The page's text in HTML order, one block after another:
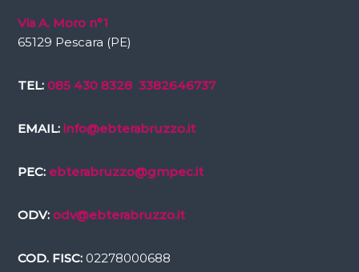
Via A. Moro n°1
65129 Pescara (PE)
TEL: 085 430 8328 3382646737
EMAIL: info@ebterabruzzo.it
PEC: ebterabruzzo@gmpec.it
ODV: odv@ebterabruzzo.it
COD. FISC:02278000688